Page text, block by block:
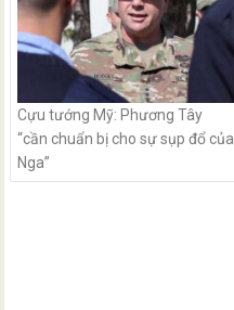
Cựu tướng Mỹ: Phương Tây
“cần chuẩn bị cho sự sụp đổ của
Nga”